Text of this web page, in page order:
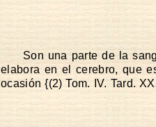
Son una parte de la
elabora en el cerebro, que
ocasión {(2) Tom. IV. Tard.